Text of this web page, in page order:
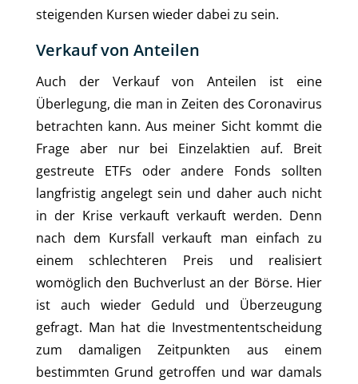
steigenden Kursen wieder dabei zu sein.
Verkauf von Anteilen
Auch der Verkauf von Anteilen ist eine
Überlegung, die man in Zeiten des Coronavirus
betrachten kann. Aus meiner Sicht kommt die
Frage aber nur bei Einzelaktien auf. Breit
gestreute ETFs oder andere Fonds sollten
langfristig angelegt sein und daher auch nicht
in der Krise verkauft verkauft werden. Denn
nach dem Kursfall verkauft man einfach zu
einem schlechteren Preis und realisiert
womöglich den Buchverlust an der Börse. Hier
ist auch wieder Geduld und Überzeugung
gefragt. Man hat die Investmententscheidung
zum damaligen Zeitpunkten aus einem
bestimmten Grund getroffen und war damals